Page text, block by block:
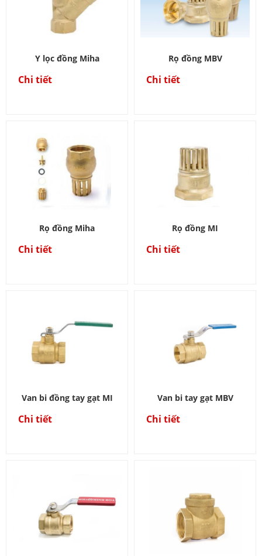
Y lọc đồng Miha
Chi tiết
Rọ đồng MBV
Chi tiết
Rọ đồng Miha
Chi tiết
Rọ đồng MI
Chi tiết
Van bi đồng tay gạt MI
Chi tiết
Van bi tay gạt MBV
Chi tiết